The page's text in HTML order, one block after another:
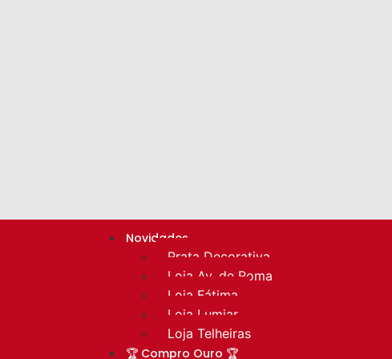
Novidades
Prata Decorativa
Loja Av. de Roma
Loja Fátima
Loja Lumiar
Loja Telheiras
🏆 Compro Ouro 🏆